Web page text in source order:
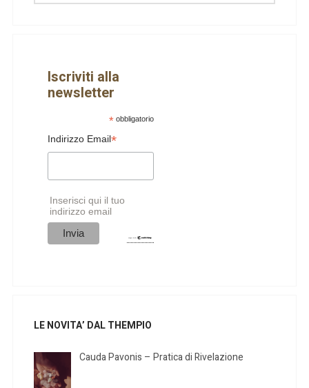
Iscriviti alla
newsletter
*obbligatorio
Indirizzo Email*
Inserisci qui il tuo
indirizzo email
LE NOVITA’ DAL THEMPIO
Cauda Pavonis – Pratica di Rivelazione